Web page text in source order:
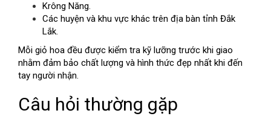
Krông Năng.
Các huyện và khu vực khác trên địa bàn tỉnh Đắk
Lắk.
Mỗi giỏ hoa đều được kiểm tra kỹ lưỡng trước khi giao
nhằm đảm bảo chất lượng và hình thức đẹp nhất khi đến
tay người nhận.
Câu hỏi thường gặp